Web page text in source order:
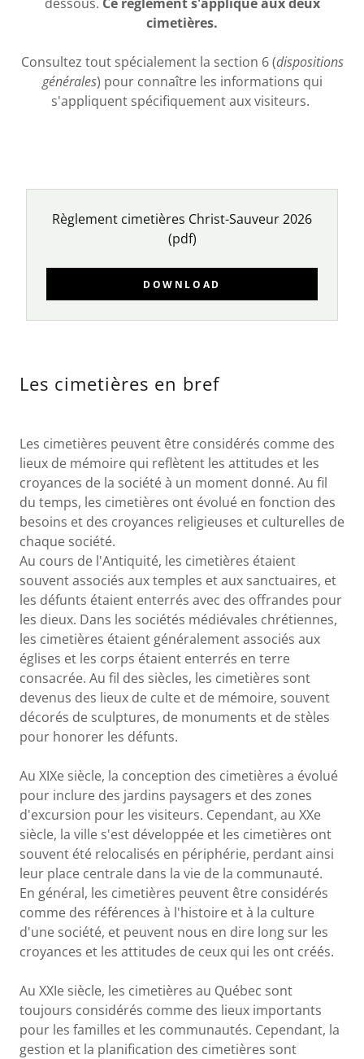
cimetières.
Consultez tout spécialement la section 6 (dispositions
générales) pour connaître les informations qui
s'appliquent spécifiquement aux visiteurs.
Règlement cimetières Christ-Sauveur 2026
(pdf)
DOWNLOAD
Les cimetières en bref
Les cimetières peuvent être considérés comme des
lieux de mémoire qui reflètent les attitudes et les
croyances de la société à un moment donné. Au fil
du temps, les cimetières ont évolué en fonction des
besoins et des croyances religieuses et culturelles de
chaque société.
Au cours de l'Antiquité, les cimetières étaient
souvent associés aux temples et aux sanctuaires, et
les défunts étaient enterrés avec des offrandes pour
les dieux. Dans les sociétés médiévales chrétiennes,
les cimetières étaient généralement associés aux
églises et les corps étaient enterrés en terre
consacrée. Au fil des siècles, les cimetières sont
devenus des lieux de culte et de mémoire, souvent
décorés de sculptures, de monuments et de stèles
pour honorer les défunts.
Au XIXe siècle, la conception des cimetières a évolué
pour inclure des jardins paysagers et des zones
d'excursion pour les visiteurs. Cependant, au XXe
siècle, la ville s'est développée et les cimetières ont
souvent été relocalisés en périphérie, perdant ainsi
leur place centrale dans la vie de la communauté.
En général, les cimetières peuvent être considérés
comme des références à l'histoire et à la culture
d'une société, et peuvent nous en dire long sur les
croyances et les attitudes de ceux qui les ont créés.
Au XXIe siècle, les cimetières au Québec sont
toujours considérés comme des lieux importants
pour les familles et les communautés. Cependant, la
gestion et la planification des cimetières sont